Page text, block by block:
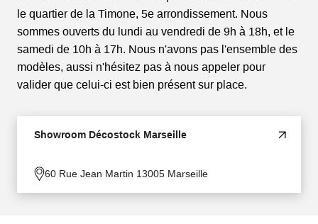
le quartier de la Timone, 5e arrondissement. Nous
sommes ouverts du lundi au vendredi de 9h à 18h, et le
samedi de 10h à 17h. Nous n'avons pas l'ensemble des
modèles, aussi n'hésitez pas à nous appeler pour
valider que celui-ci est bien présent sur place.
Showroom Décostock Marseille
60 Rue Jean Martin 13005 Marseille